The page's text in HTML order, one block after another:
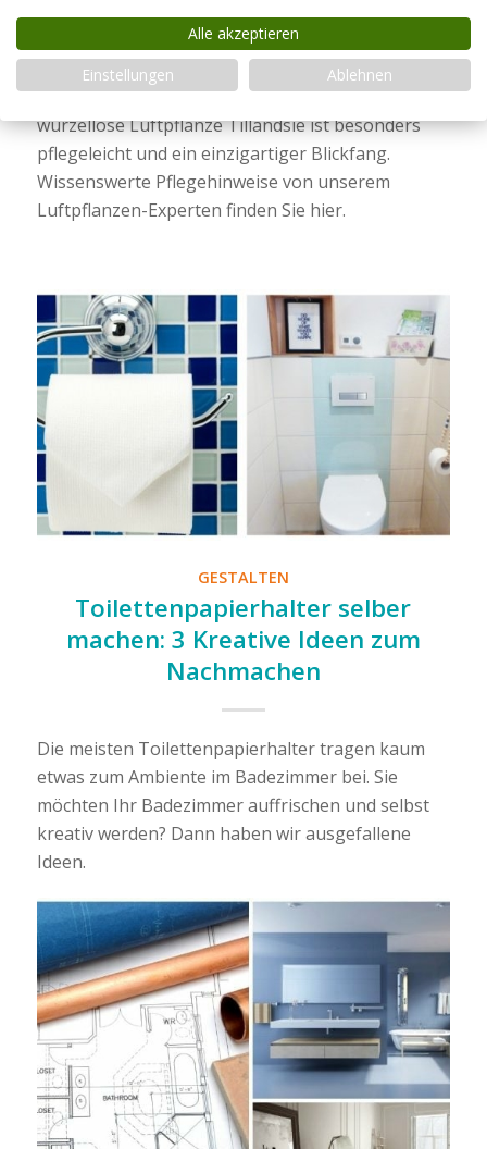
Deko-Ideen für Ihr Badezimmer
Originelle Badezimmer-Deko gesucht? Die
wurzellose Luftpflanze Tillandsie ist besonders
pflegeleicht und ein einzigartiger Blickfang.
Wissenswerte Pflegehinweise von unserem
Luftpflanzen-Experten finden Sie hier.
GESTALTEN
Toilettenpapierhalter selber
machen: 3 Kreative Ideen zum
Nachmachen
Die meisten Toilettenpapierhalter tragen kaum
etwas zum Ambiente im Badezimmer bei. Sie
möchten Ihr Badezimmer auffrischen und selbst
kreativ werden? Dann haben wir ausgefallene
Ideen.
Alle akzeptieren
Einstellungen
Ablehnen